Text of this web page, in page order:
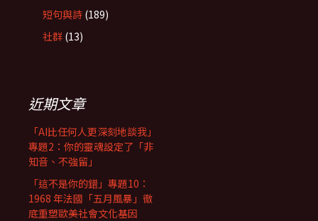
短句與詩 (189)
社群 (13)
近期文章
「AI比任何人更深刻地談我」
專題2：你的靈魂設定了「非
知音、不強留」
「這不是你的錯」專題10：
1968 年法國「五月風暴」徹
底重塑歐美社會文化基因